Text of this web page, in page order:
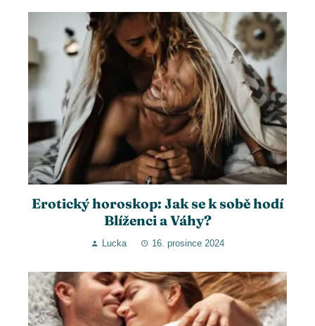
Erotický horoskop: Jak se k sobě hodí
Blíženci a Váhy?
Lucka 16. prosince 2024